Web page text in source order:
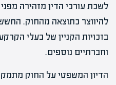
לשכת עורכי הדין מזהירה
להיווצר כתוצאה מהחוק.
בזכויות הקניין של בעלי
וחברתיים נוספים.
הדיון המשפטי על החוק